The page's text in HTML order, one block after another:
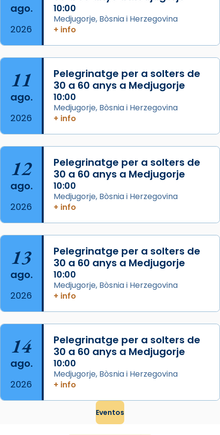
...Ver más
2 weeks ago
Jaume, fill de Zebedeu, és juntament amb el
seu germà Joan i Pere un dels que
acompanyava més de prop Jesús.
Segons el llibre dels Fets (12,2) fou el primer
apòstol màrtir, decapitat a Jerusalem per
Herodes Agripa (vers l'any 44).
Patró de Galícia, després de les invasions
musulmanes fou venerat com a patró dels
Regnes castellans i més tard de tota
Espanya.
Foto
View on Facebook ·
ago.
2026
10:00
Medjugorje, Bòsnia i Herzegovina
+ info
11
ago.
2026
Pelegrinatge per a solters de
30 a 60 anys a Medjugorje
10:00
Medjugorje, Bòsnia i Herzegovina
+ info
12
ago.
2026
Pelegrinatge per a solters de
30 a 60 anys a Medjugorje
10:00
Medjugorje, Bòsnia i Herzegovina
+ info
13
ago.
2026
Pelegrinatge per a solters de
30 a 60 anys a Medjugorje
10:00
Medjugorje, Bòsnia i Herzegovina
+ info
14
ago.
2026
Pelegrinatge per a solters de
30 a 60 anys a Medjugorje
10:00
Medjugorje, Bòsnia i Herzegovina
+ info
Eventos